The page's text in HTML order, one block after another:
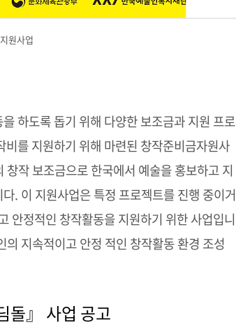
원사업
하도록 돕기 위해 다양한 보조금과 지원 프로
를 지원하기 위해 마련된 창작준비금자원사
작 보조금으로 한국에서 예술을 홍보하고 지
. 이 지원사업은 특정 프로젝트를 진행 중이거
안정적인 창작활동을 지원하기 위한 사업입니
지속적이고 안정 적인 창작활동 환경 조성
돌』 사업 공고